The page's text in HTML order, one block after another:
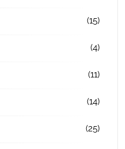
(15)
(4)
(11)
(14)
(25)